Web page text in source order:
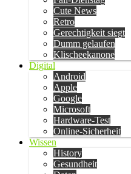
Cute News
Retro
Gerechtigkeit siegt
Dumm gelaufen
Klischeekanone
Digital
Android
Apple
Google
Microsoft
Hardware-Test
Online-Sicherheit
Wissen
History
Gesundheit